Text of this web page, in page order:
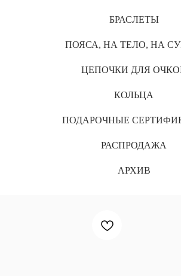
БРАСЛЕТЫ
ПОЯСА, НА ТЕЛО, НА
ЦЕПОЧКИ ДЛЯ
КОЛЬЦА
ПОДАРОЧНЫЕ
РАСПРОДАЖА
АРХИВ